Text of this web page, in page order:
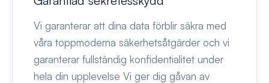
Vi garanterar att dina data förblir säkra med
våra toppmoderna säkerhetsåtgärder och vi
garanterar fullständig konfidentialitet under
hela din upplevelse Vi ger dig gåvan av